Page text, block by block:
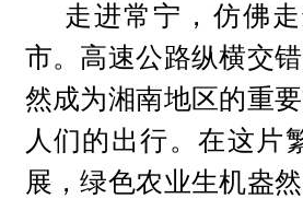
走进常宁，仿佛
市。高速公路纵横交
然成为湘南地区的重
人们的出行。在这片
展，绿色农业生机盎